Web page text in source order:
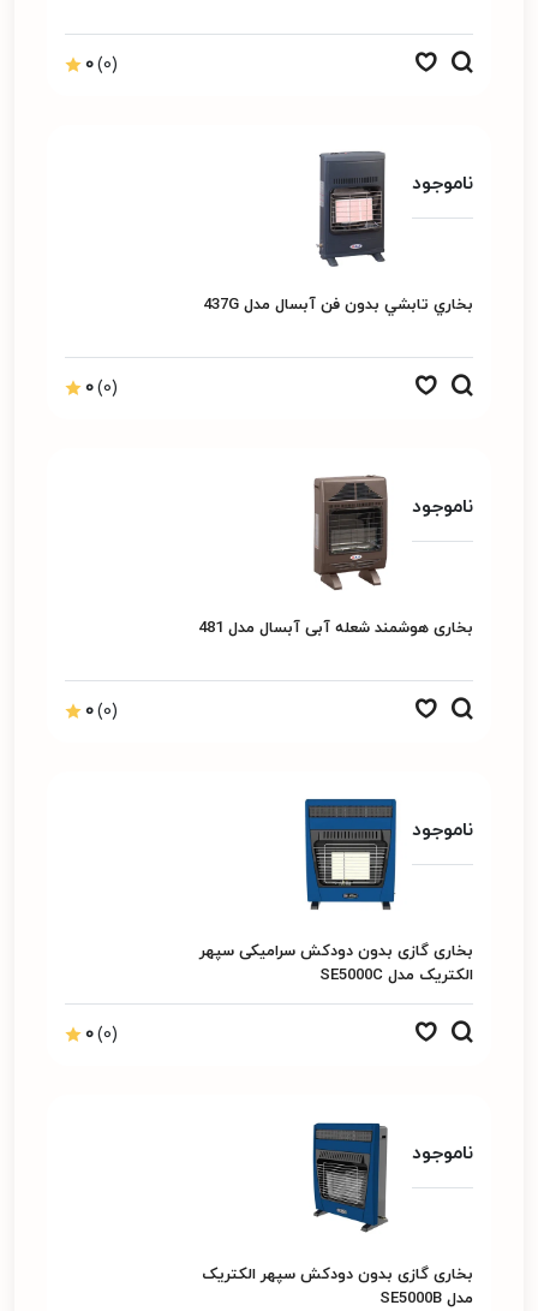
0(0)
ناموجود
بخاري تابشي بدون فن آبسال مدل 437G
0(0)
ناموجود
بخاری هوشمند شعله آبی آبسال مدل 481
0(0)
ناموجود
بخاری گازی بدون دودکش سرامیکی سپهر
الکتریک مدل SE5000C
0(0)
ناموجود
بخاری گازی بدون دودکش سپهر الکتریک
مدل SE5000B